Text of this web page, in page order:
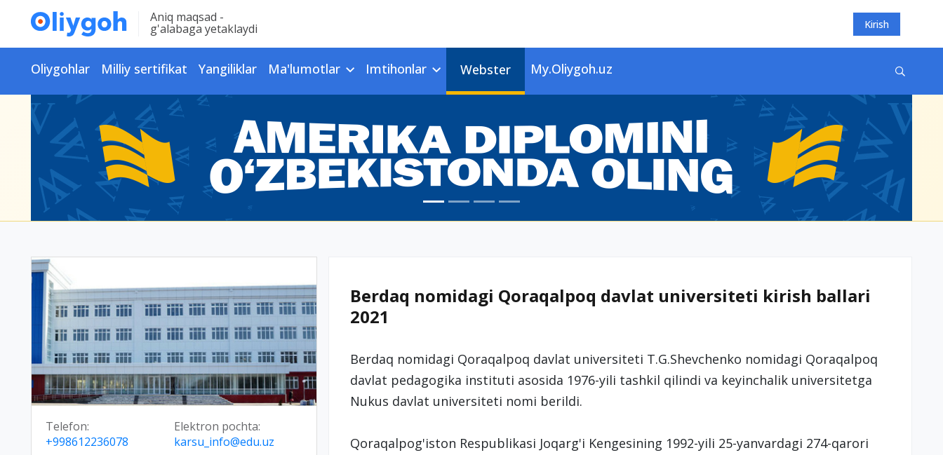
Aniq maqsad -
g'alabaga yetaklaydi Kirish
Oliygohlar Milliy sertifikat Yangiliklar Ma'lumotlar Imtihonlar Webster My.Oliygoh.uz
Telefon:
+998612236078
Elektron pochta:
karsu_info@edu.uz
Berdaq nomidagi Qoraqalpoq davlat universiteti kirish ballari
2021
Berdaq nomidagi Qoraqalpoq davlat universiteti T.G.Shevchenko nomidagi Qoraqalpoq
davlat pedagogika instituti asosida 1976-yili tashkil qilindi va keyinchalik universitetga
Nukus davlat universiteti nomi berildi.
Qoraqalpog'iston Respublikasi Joqarg'i Kengesining 1992-yili 25-yanvardagi 274-qarori